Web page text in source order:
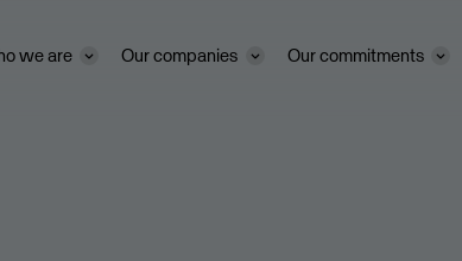
we are Our companies Our commitments